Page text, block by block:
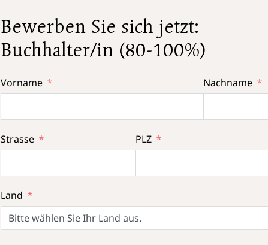
Bewerben Sie sich jetzt:
Buchhalter/in (80-100%)
Vorname Nachname
Strasse PLZ
Land
Bitte wählen Sie Ihr Land aus.